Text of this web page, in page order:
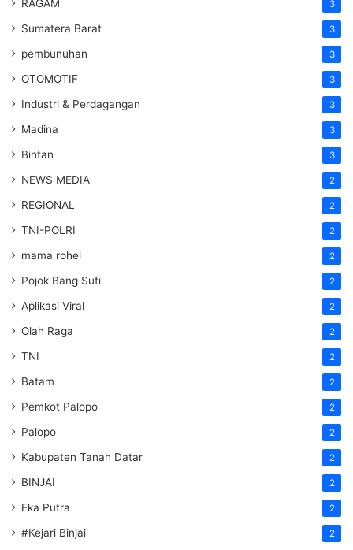
RAGAM 3
Sumatera Barat 3
pembunuhan 3
OTOMOTIF 3
Industri & Perdagangan 3
Madina 3
Bintan 3
NEWS MEDIA 2
REGIONAL 2
TNI-POLRI 2
mama rohel 2
Pojok Bang Sufi 2
Aplikasi Viral 2
Olah Raga 2
TNI 2
Batam 2
Pemkot Palopo 2
Palopo 2
Kabupaten Tanah Datar 2
BINJAI 2
Eka Putra 2
#Kejari Binjai 2